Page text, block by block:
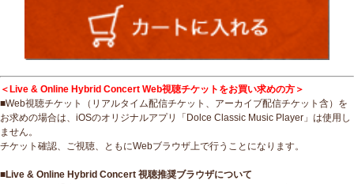
＜Live & Online Hybrid Concert Web視聴チケットをお買い求めの方＞
■Web視聴チケット（リアルタイム配信チケット、アーカイブ配信チケット含）を
お求めの場合は、iOSのオリジナルアプリ「Dolce Classic Music Player」は使用し
ません。
チケット確認、ご視聴、ともにWebブラウザ上で行うことになります。
■Live & Online Hybrid Concert 視聴推奨ブラウザについて